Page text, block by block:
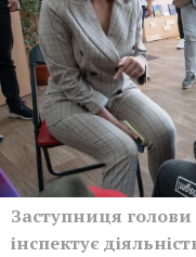
Заступниця
інспектує